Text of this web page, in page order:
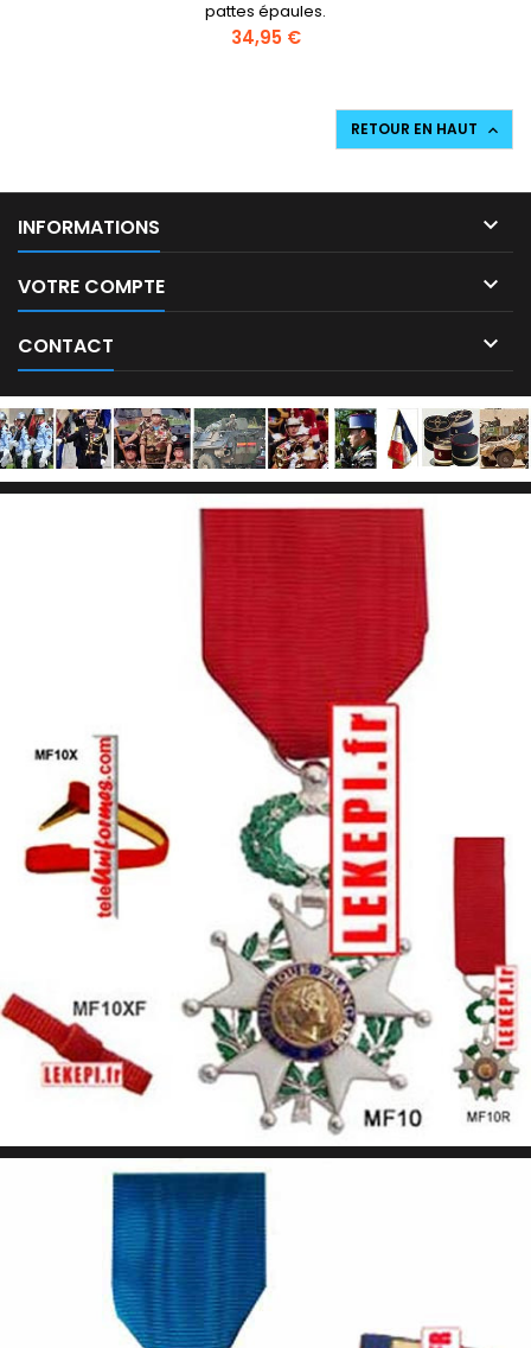
pattes épaules.
Prix
34,95 €
RETOUR EN HAUT 
INFORMATIONS 
VOTRE COMPTE 
CONTACT 